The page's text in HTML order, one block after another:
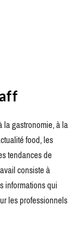
la gastronomie, à la
food, les
tendances de
consiste à
informations qui
les professionnels